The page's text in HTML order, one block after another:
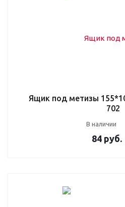
Ящик под метизы
702
В наличии
84 руб.